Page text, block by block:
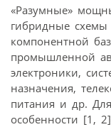
«Разумные»
гибридные схемы
компонентной
промышленной
электроники,
назначения,
питания и др.
особенности [1,